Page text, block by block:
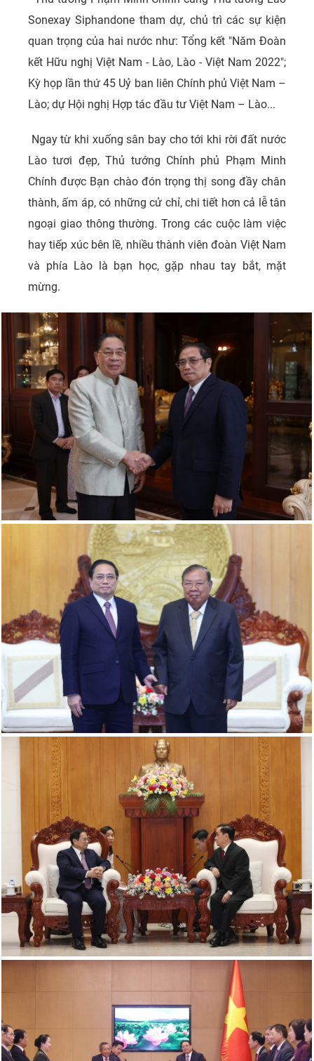
Sonexay Siphandone tham dự, chủ trì các sự kiện
quan trọng của hai nước như: Tổng kết "Năm Đoàn
kết Hữu nghị Việt Nam - Lào, Lào - Việt Nam 2022";
Kỳ họp lần thứ 45 Uỷ ban liên Chính phủ Việt Nam –
Lào; dự Hội nghị Hợp tác đầu tư Việt Nam – Lào...
Ngay từ khi xuống sân bay cho tới khi rời đất nước
Lào tươi đẹp, Thủ tướng Chính phủ Phạm Minh
Chính được Bạn chào đón trọng thị song đầy chân
thành, ấm áp, có những cử chỉ, chi tiết hơn cả lễ tân
ngoại giao thông thường. Trong các cuộc làm việc
hay tiếp xúc bên lề, nhiều thành viên đoàn Việt Nam
và phía Lào là bạn học, gặp nhau tay bắt, mặt
mừng.